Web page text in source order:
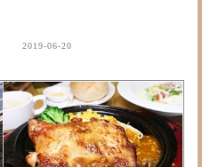
2019-06-20